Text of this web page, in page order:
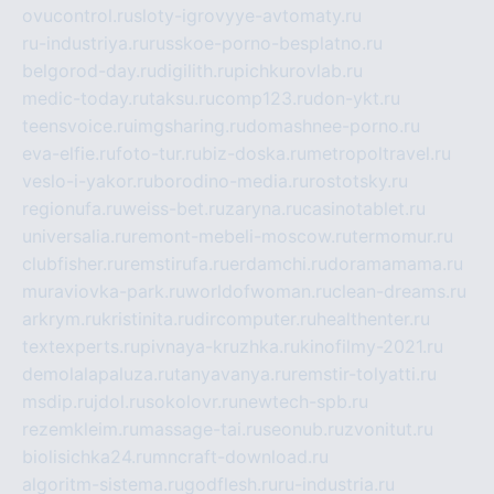
ovucontrol.rusloty-igrovyye-avtomaty.ru
ru-industriya.ru russkoe-porno-besplatno.ru
belgorod-day.rudigilith.rupichkurovlab.ru
medic-today.rutaksu.rucomp123.rudon-ykt.ru
teensvoice.ru imgsharing.rudomashnee-porno.ru
eva-elfie.rufoto-tur.rubiz-doska.ru metropoltravel.ru
veslo-i-yakor.ruborodino-media.ru rostotsky.ru
regionufa.ruweiss-bet.ruzaryna.rucasinotablet.ru
universalia.ru remont-mebeli-moscow.rutermomur.ru
clubfisher.ru remstirufa.ruerdamchi.rudoramamama.ru
muraviovka-park.ruworldofwoman.ruclean-dreams.ru
arkrym.rukristinita.rudircomputer.ru healthenter.ru
textexperts.rupivnaya-kruzhka.rukinofilmy-2021.ru
demolalapaluza.rutanyavanya.ru remstir-tolyatti.ru
msdip.ru jdol.rusokolovr.ru newtech-spb.ru
rezemkleim.ru massage-tai.ruseonub.ruzvonitut.ru
biolisichka24.ru mncraft-download.ru
algoritm-sistema.rugodflesh.ru ru-industria.ru